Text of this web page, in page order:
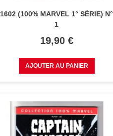
1602 (100% MARVEL 1° SÉRIE) N°
1
Prix
19,90 €
AJOUTER AU PANIER